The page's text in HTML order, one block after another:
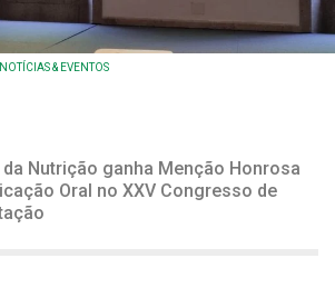
NOTÍCIAS & EVENTOS
Nutrição ganha Menção Honrosa
Oral no XXV Congresso de